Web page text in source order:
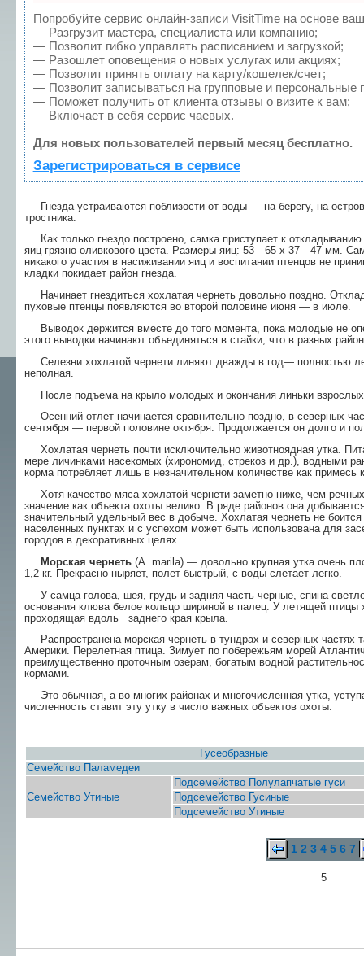
Попробуйте сервис онлайн-записи VisitTime на основе
— Разгрузит мастера, специалиста или компанию;
— Позволит гибко управлять расписанием и загрузкой;
— Разошлет оповещения о новых услугах или акциях;
— Позволит принять оплату на карту/кошелек/счет;
— Позволит записываться на групповые и персональные
— Поможет получить от клиента отзывы о визите к вам;
— Включает в себя сервис чаевых.
Для новых пользователей первый месяц бесплатно.
Зарегистрироваться в сервисе
Гнезда устраиваются поблизости от воды — на берегу, на
тростника.
Как только гнездо построено, самка приступает к
яиц грязно-оливкового цвета. Размеры яиц: 53—65 х 37—47 мм.
никакого участия в насиживании яиц и воспитании птен­цов не
кладки покидает район гнезда.
Начинает гнездиться хохлатая чернеть довольно поздно.
пуховые птенцы появляются во второй половине июня — в июле.
Выводок держится вместе до того момента, пока молодые не
этого выводки начинают объ­единяться в стайки, что в разных
Селезни хохлатой чернети линяют дважды в год— полностью
неполная.
После подъема на крыло молодых и окончания линьки взрослых
Осенний отлет начинается сравнительно позд­но, в северных
сентября — первой половине октября. Продолжается он долго и
Хохлатая чернеть почти исключительно животноядная утка.
мере личинками насекомых (хирономид, стрекоз и др.), водными
корма потребляет лишь в незначительном количестве как
Хотя качество мяса хохлатой чернети заметно ниже, чем
значение как объекта охоты велико. В ряде районов она
значительный удельный вес в добыче. Хохлатая чернеть не
населенных пунктах и с успехом может быть использована для
городов в декоративных целях.
Морская чернеть(A. marila) — довольно круп­ная утка очень
1,2 кг. Прекрасно ныряет, полет быстрый, с воды слетает легко.
У самца голова, шея, грудь и задняя часть чер­ные, спина
основания клюва белое кольцо шириной в палец. У летящей
проходящая вдоль заднего края крыла.
Распространена морская чернеть в тундрах и северных частях
Америки. Перелетная птица. Зимует по побережьям морей
преимуще­ственно проточным озерам, богатым водной
кормами.
Это обычная, а во многих районах и многочис­ленная утка,
численность ставит эту утку в число важных объектов охоты.
Гусеобразные
Семейство Паламедеи
Семейство Утиные
Подсемейство Полулапчатые гуси
Подсемейство Гусиные
Подсемейство Утиные
1 2 3 4 5 6 7
5